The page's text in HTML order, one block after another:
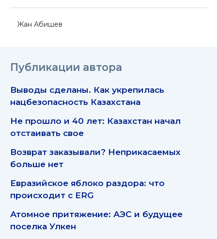
Жан Абишев
Публикации автора
Выводы сделаны. Как укрепилась
нацбезопасность Казахстана
Не прошло и 40 лет: Казахстан начал
отстаивать свое
Возврат заказывали? Неприкасаемых
больше нет
Евразийское яблоко раздора: что
происходит с ERG
Атомное притяжение: АЭС и будущее
поселка Улкен